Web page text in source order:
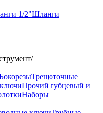
1/2"Шланги
/
БокорезыТрещоточные
Прочий губцевый и
Наборы